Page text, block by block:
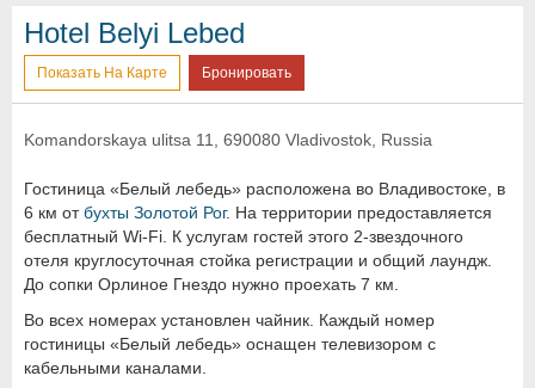
Hotel Belyi Lebed
Показать На Карте Бронировать
Komandorskaya ulitsa 11, 690080 Vladivostok, Russia
Гостиница «Белый лебедь» расположена во Владивостоке, в
6 км отбухты Золотой Рог. На территории предоставляется
бесплатный Wi-Fi. К услугам гостей этого 2-звездочного
отеля круглосуточная стойка регистрации и общий лаундж.
До сопки Орлиное Гнездо нужно проехать 7 км.
Во всех номерах установлен чайник. Каждый номер
гостиницы «Белый лебедь» оснащен телевизором с
кабельными каналами.